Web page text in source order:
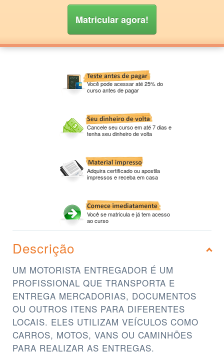
Matricular agora!
Você pode acessar até 25% do
curso antes de pagar
Cancele seu curso em até 7 dias e
tenha seu dinheiro de volta
Adquira certificado ou apostila
impressos e receba em casa
Você se matricula e já tem acesso
ao curso
Descrição
UM MOTORISTA ENTREGADOR É UM
PROFISSIONAL QUE TRANSPORTA E
ENTREGA MERCADORIAS, DOCUMENTOS
OU OUTROS ITENS PARA DIFERENTES
LOCAIS. ELES UTILIZAM VEÍCULOS COMO
CARROS, MOTOS, VANS OU CAMINHÕES
PARA REALIZAR AS ENTREGAS.